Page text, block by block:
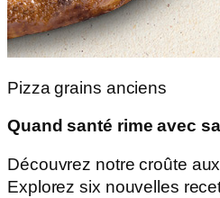
Pizza grains anciens
Quand santé rime avec
Découvrez notre croûte
Explorez six nouvelles